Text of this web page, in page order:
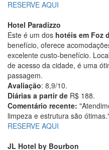
RESERVE AQUI
Hotel Paradizzo
Este é um dos hotéis em Foz
benefício, oferece
excelente custo-benefício.
de acesso da cidade, é uma
passagem.
Avaliação: 8,9/10.
Diárias a partir de R$ 188.
Comentário recente:
limpeza e estrutura são
RESERVE AQUI
JL Hotel by Bourbon